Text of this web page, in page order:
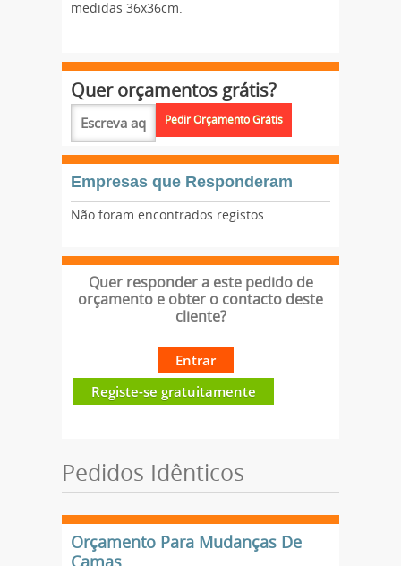
medidas 36x36cm.
Quer orçamentos grátis?
Empresas que Responderam
Não foram encontrados registos
Quer responder a este pedido de
orçamento e obter o contacto deste
cliente?
Entrar
Registe-se gratuitamente
Pedidos Idênticos
Orçamento Para Mudanças De